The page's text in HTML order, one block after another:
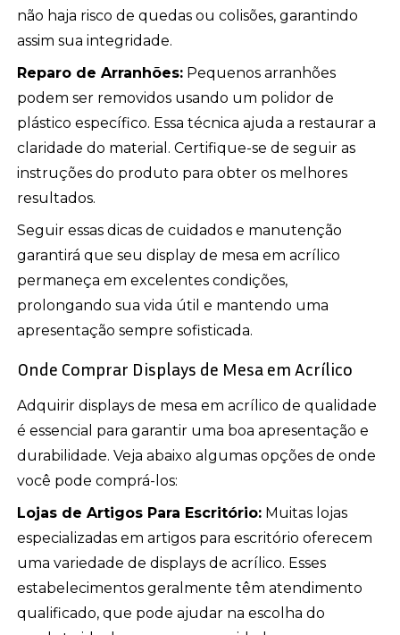
não haja risco de quedas ou colisões, garantindo
assim sua integridade.
Reparo de Arranhões: Pequenos arranhões
podem ser removidos usando um polidor de
plástico específico. Essa técnica ajuda a restaurar a
claridade do material. Certifique-se de seguir as
instruções do produto para obter os melhores
resultados.
Seguir essas dicas de cuidados e manutenção
garantirá que seu display de mesa em acrílico
permaneça em excelentes condições,
prolongando sua vida útil e mantendo uma
apresentação sempre sofisticada.
Onde Comprar Displays de Mesa em Acrílico
Adquirir displays de mesa em acrílico de qualidade
é essencial para garantir uma boa apresentação e
durabilidade. Veja abaixo algumas opções de onde
você pode comprá-los:
Lojas de Artigos Para Escritório: Muitas lojas
especializadas em artigos para escritório oferecem
uma variedade de displays de acrílico. Esses
estabelecimentos geralmente têm atendimento
qualificado, que pode ajudar na escolha do